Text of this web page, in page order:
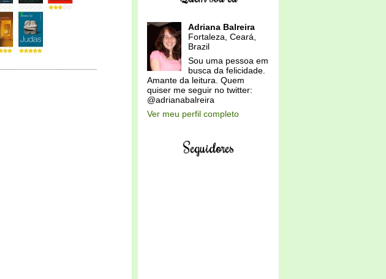
Adriana Balreira
Fortaleza, Ceará,
Brazil
Sou uma pessoa em
busca da felicidade.
Amante da leitura. Quem
quiser me seguir no twitter:
@adrianabalreira
Ver meu perfil completo
Seguidores